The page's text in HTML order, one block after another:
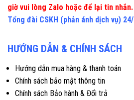
giờ vui lòng Zalo hoặc để lại tin nhắn.
Tổng đài CSKH (phản ánh dịch vụ)
HƯỚNG DẪN & CHÍNH SÁCH
Hướng dẫn mua hàng & thanh toán
Chính sách bảo mật thông tin
Chính sách Bảo hành & Đổi trả